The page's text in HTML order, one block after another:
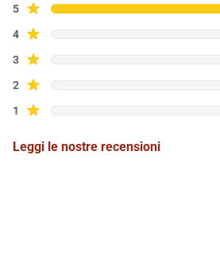
5Stelle
4Stelle
3Stelle
2 Stelle
1 Stelle
Leggi le nostre recensioni